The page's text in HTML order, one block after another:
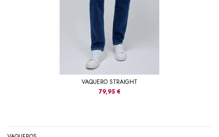
VAQUERO STRAIGHT
79,95 €